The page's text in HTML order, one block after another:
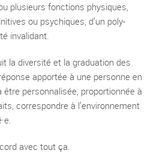
plusieurs fonctions physiques,
ou psychiques, d’un poly-
invalidant.
la diversité et la graduation des
apportée à une personne en
personnalisée, proportionnée à
correspondre à l’environnement
avec tout ça.